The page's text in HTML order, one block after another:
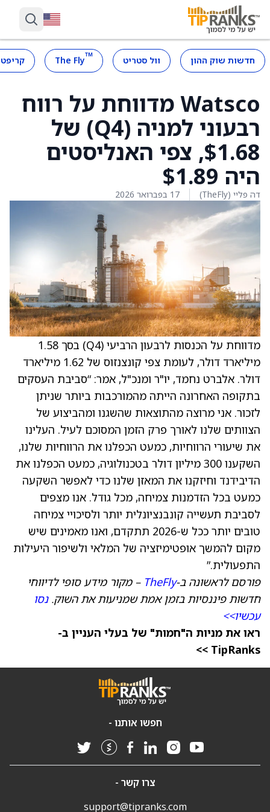
חדשות שוק ההון וול סטריט ™
The Fly
Watsco מדווחת על רווח
רבעוני למניה (Q4) של
$1.68, צפי האנליסטים
היה $1.89
דה פליי (TheFly) 17 בפברואר 2026
מדווחת על הכנסות לרבעון הרביעי (Q4) בסך 1.58
מיליארד דולר, לעומת צפי קונצנזוס של 1.62 מיליארד
דולר. אלברט נחמד, יו"ר ומנכ"ל, אמר: “סביבת העסקים
בתקופה האחרונה הייתה מהמורכבות ביותר שניתן
לזכור. אני מרוצה מהתוצאות שהשגנו ומהביצוע של
הצוותים שלנו לאורך פרק הזמן המסוכם לעיל. העלינו
את שיעורי הרווחיות, כמעט הכפלנו את הרווחיות שלנו,
השקענו 300 מיליון דולר בטכנולוגיה, כמעט הכפלנו את
הדיבידנד וחיזקנו את המאזן שלנו כדי לאפשר השקעה
כמעט בכל הזדמנות צמיחה, מכל גודל. אנו מצפים
לסביבת תעשייה קונבנציונלית יותר ולסיכויי צמיחה
טובים יותר ככל ש-2026 תתקדם, ואנו מאמינים שיש
מקום להמשך אופטימיזציה של המלאי ולשיפור היעילות
התפעולית.”
פורסם לראשונה ב-TheFly – מקור מידע סופי לדיווחי
חדשות פיננסיות בזמן אמת שמניעות את השוק.נסו
עכשיו>>
ראו את מניות ה"חמות" של בעלי העניין ב-
TipRanks >>
חפשו אותנו -
צרו קשר -
support@tipranks.com